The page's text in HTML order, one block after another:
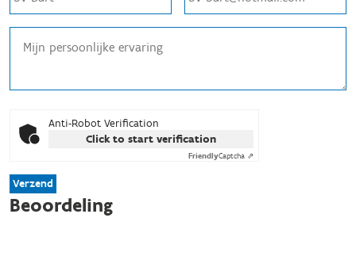
Anti-Robot Verification
Click to start verification
FriendlyCaptcha ⇗
Verzend
Beoordeling